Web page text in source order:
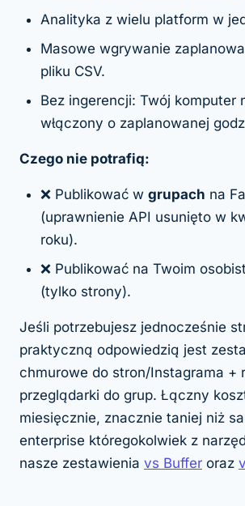
Analityka z wielu platform w
Masowe wgrywanie
pliku CSV.
Bez ingerencji: Twój komputer
włączony o zaplanowanej
Czego nie potrafią:
❌ Publikować w grupach na
(uprawnienie API usunięto w
roku).
❌ Publikować na Twoim
(tylko strony).
Jeśli potrzebujesz jednocześnie
praktyczną odpowiedzią jest
chmurowe do stron/Instagrama +
przeglądarki do grup. Łączny
miesięcznie, znacznie taniej niż
enterprise któregokolwiek z
nasze zestawienia vs Buffer oraz